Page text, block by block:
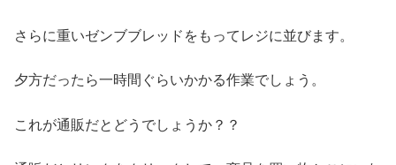
さらに重いゼンブブレッドをもってレジに並びます。
夕方だったら一時間ぐらいかかる作業でしょう。
これが通販だとどうでしょうか？？